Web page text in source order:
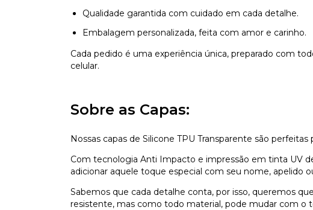
Qualidade garantida com cuidado em cada detalhe.
Embalagem personalizada, feita com amor e carinho.
Cada pedido é uma experiência única, preparado com
celular.
Sobre as Capas:
Nossas capas de Silicone TPU Transparente são
Com tecnologia Anti Impacto e impressão em tinta UV
adicionar aquele toque especial com seu nome, apelido
Sabemos que cada detalhe conta, por isso, queremos
resistente, mas como todo material, pode mudar com o